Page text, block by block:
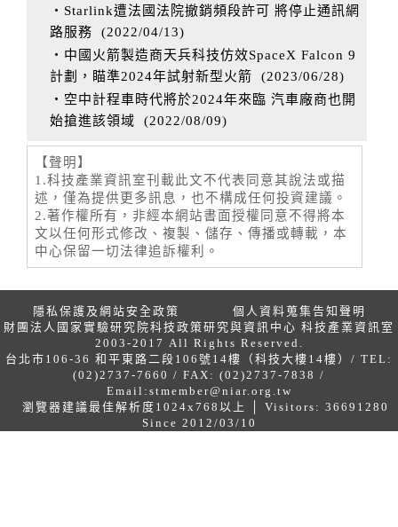
‧Starlink遭法國法院撤銷頻段許可 將停止通訊網
路服務 (2022/04/13)
‧中國火箭製造商天兵科技仿效SpaceX Falcon 9
計劃，瞄準2024年試射新型火箭 (2023/06/28)
‧空中計程車時代將於2024年來臨 汽車廠商也開
始搶進該領域 (2022/08/09)
【聲明】
1.科技產業資訊室刊載此文不代表同意其說法或描
述，僅為提供更多訊息，也不構成任何投資建議。
2.著作權所有，非經本網站書面授權同意不得將本
文以任何形式修改、複製、儲存、傳播或轉載，本
中心保留一切法律追訴權利。
隱私保護及網站安全政策
個人資料蒐集告知聲明
財團法人國家實驗研究院科技政策研究與資訊中心 科技產業資訊室
2003-2017 All Rights Reserved.
台北市106-36 和平東路二段106號14樓（科技大樓14樓）/ TEL:
(02)2737-7660 / FAX: (02)2737-7838 /
Email: stmember@niar.org.tw
瀏覽器建議最佳解析度1024x768以上 │ Visitors: 36691280
Since 2012/03/10